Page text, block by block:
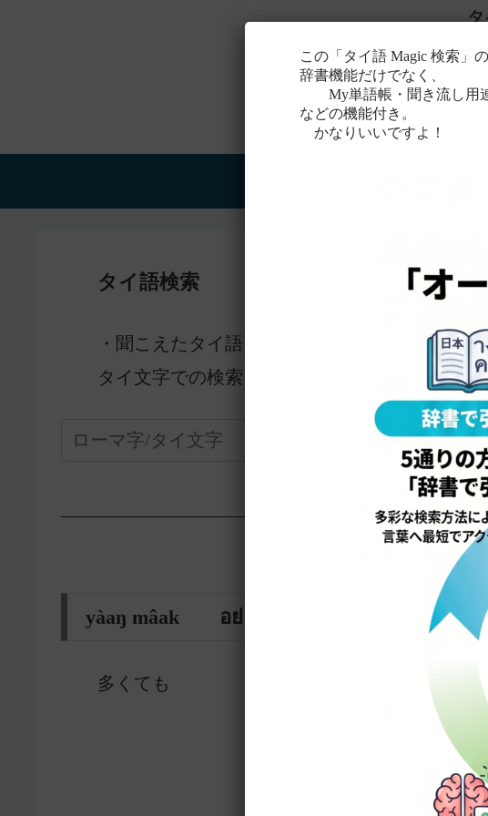
タイ語検索
・聞こえたタイ語を一番近いと
ローマ
タイ文字での検索も含め、詳しくは
こちら。
—————————————————-
yàaŋ mâak อย่างมาก
多くても
この「タイ語 Magic 検索」
辞書機能だけでなく、
My単語帳・聞き流し用連
などの機能付き。
かなりいいですよ！